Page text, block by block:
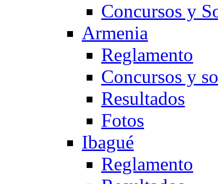
Concursos y
Armenia
Reglamento
Concursos y
Resultados
Fotos
Ibagué
Reglamento